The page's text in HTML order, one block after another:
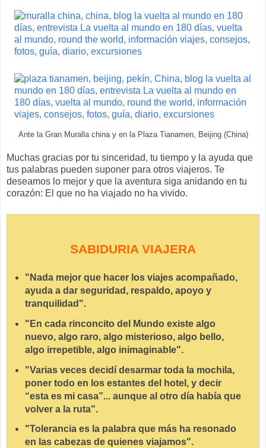
Ante la Gran Muralla china y en la Plaza Tianamen, Beijing (China)
Muchas gracias por tu sinceridad, tu tiempo y la ayuda que
tus palabras pueden suponer para otros viajeros. Te
deseamos lo mejor y que la aventura siga anidando en tu
corazón: El que no ha viajado no ha vivido.
SABIDURIA VIAJERA
"Nada mejor que hacer los viajes acompañado,
ayuda a dar seguridad, respaldo, apoyo y
tranquilidad".
"En cada rinconcito del Mundo existe algo
nuevo, algo raro, algo misterioso, algo bello,
algo irrepetible, algo inimaginable".
"Varias veces decidí desarmar toda la mochila,
poner todo en los estantes del hotel, y decir
“esta es mi casa”... aunque al otro día había que
volver a la ruta".
"Tolerancia es la palabra que más ha resonado
en las cabezas de quienes viajamos".